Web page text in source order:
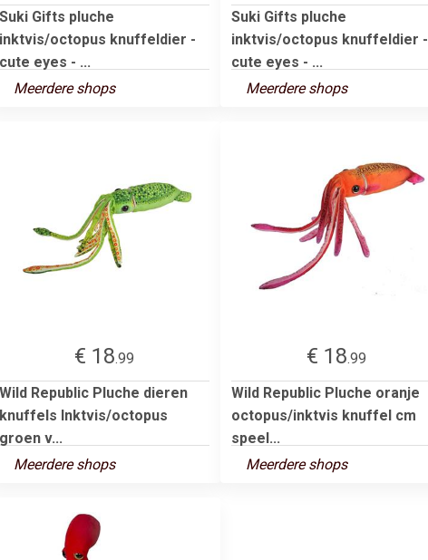
Suki Gifts pluche
inktvis/octopus knuffeldier -
cute eyes - ...
Meerdere shops
Suki Gifts pluche
inktvis/octopus knuffeldier -
cute eyes - ...
Meerdere shops
€ 18.99
Wild Republic Pluche dieren
knuffels Inktvis/octopus
groen v...
Meerdere shops
€ 18.99
Wild Republic Pluche oranje
octopus/inktvis knuffel cm
speel...
Meerdere shops